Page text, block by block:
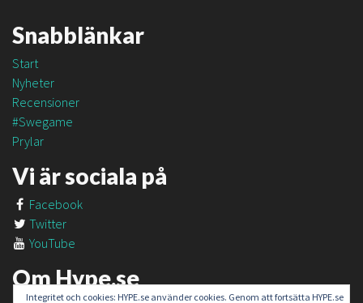
Snabblänkar
Start
Nyheter
Recensioner
#Swegame
Prylar
Vi är sociala på
Facebook
Twitter
YouTube
Om Hype.se
Integritet och cookies: HYPE.se använder cookies. Genom att fortsätta HYPE.se